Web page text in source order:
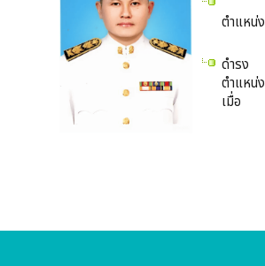
ตำแหน่ง
ดำรง
ตำแหน่ง
เมื่อ